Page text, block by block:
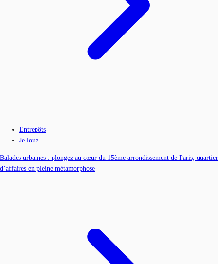
Entrepôts
Je loue
Balades urbaines : plongez au cœur du 15ème arrondissement de Paris, quartier
d’affaires en pleine métamorphose